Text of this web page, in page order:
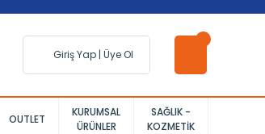
Giriş Yap | Üye Ol
OUTLET
KURUMSAL
ÜRÜNLER
SAĞLIK -
KOZMETIK